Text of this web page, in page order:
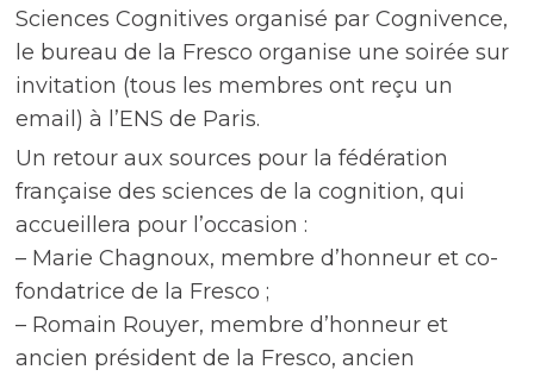
Sciences Cognitives organisé par Cognivence,
le bureau de la Fresco organise une soirée sur
invitation (tous les membres ont reçu un
email) à l’ENS de Paris.
Un retour aux sources pour la fédération
française des sciences de la cognition, qui
accueillera pour l’occasion :
– Marie Chagnoux, membre d’honneur et co-
fondatrice de la Fresco ;
– Romain Rouyer, membre d’honneur et
ancien président de la Fresco, ancien